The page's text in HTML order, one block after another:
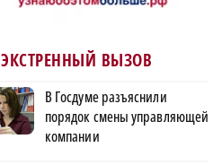
ЭКСТРЕННЫЙ ВЫЗОВ
В Госдуме разъяснили
порядок смены управляющей
компании